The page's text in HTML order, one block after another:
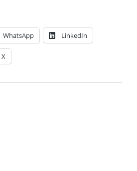
WhatsApp LinkedIn
X